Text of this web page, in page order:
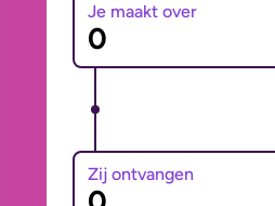
Je maakt over
Zij ontvangen